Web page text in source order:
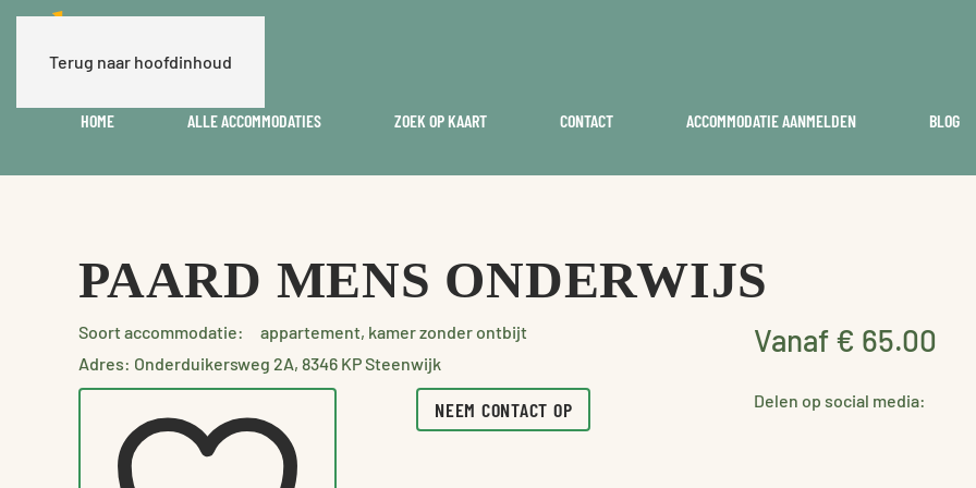
Terug naar hoofdinhoud
HOME ALLE ACCOMMODATIES ZOEK OP KAART CONTACT ACCOMMODATIE AANMELDEN BLOG
PAARD MENS ONDERWIJS
Soort accommodatie:
appartement, kamer zonder ontbijt
Adres: Onderduikersweg 2A, 8346 KP Steenwijk
Vanaf € 65.00
NEEM CONTACT OP Delen op social media: